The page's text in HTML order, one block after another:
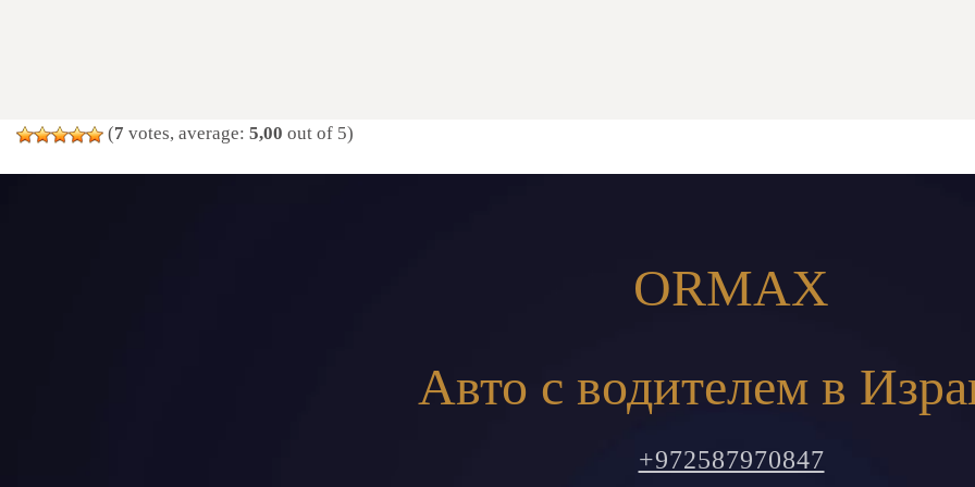
(7 votes, average: 5,00 out of 5)
ORMAX
Авто с водителем в
+972587970847